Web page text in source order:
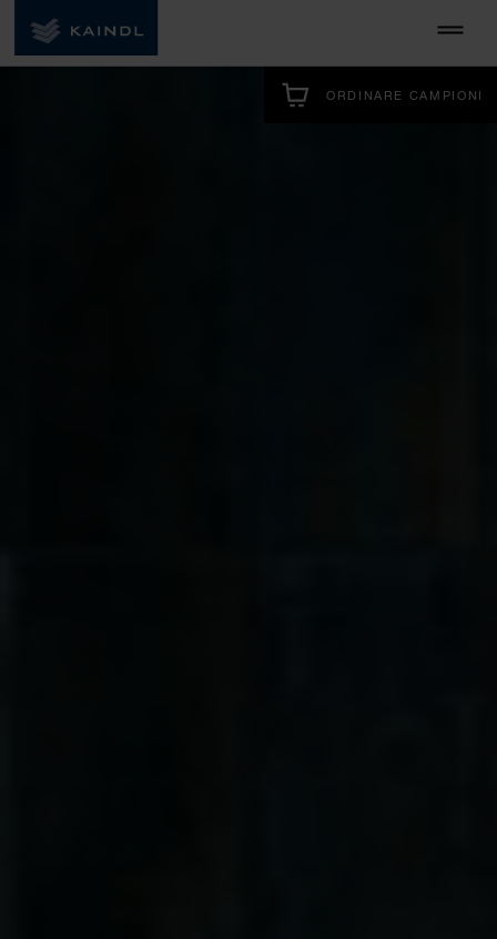
ORDINARE CAMPIONI